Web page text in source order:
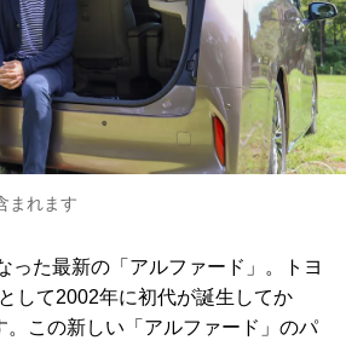
まれます
った最新の「アルファード」。トヨ
して2002年に初代が誕生してか
。この新しい「アルファード」のパ